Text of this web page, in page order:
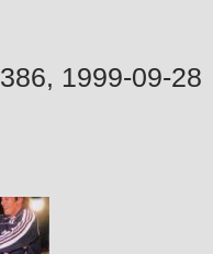
1999-09-28